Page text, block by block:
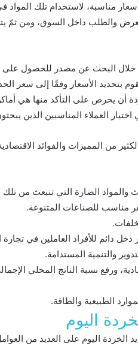
بأسعار مناسبة، لاستخدام تلك
العرض والطلب داخل السوق، ومن
خلال البحث عن مصدر للحصول على
بتحديد الأسعار وفقًا إلى سعر
أن يحرص على التأكد منها هي
اختيار العملاء المناسبين الذين
من المميزات والفوائد
والمواد الضارة التي تنبعث من تلك
مناسب للصناعات المتنوعة.
دائم للأفراد العاملين في تجارة
والتنمية المستدامة.
ورفع نسبة الناتج المحلي
الطبيعية والطاقة.
اليوم
الخردة اليوم على العديد من